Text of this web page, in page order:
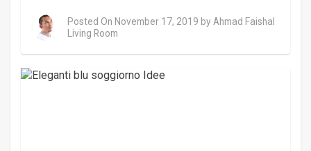
Posted On November 17, 2019 by Ahmad Faishal
Living Room